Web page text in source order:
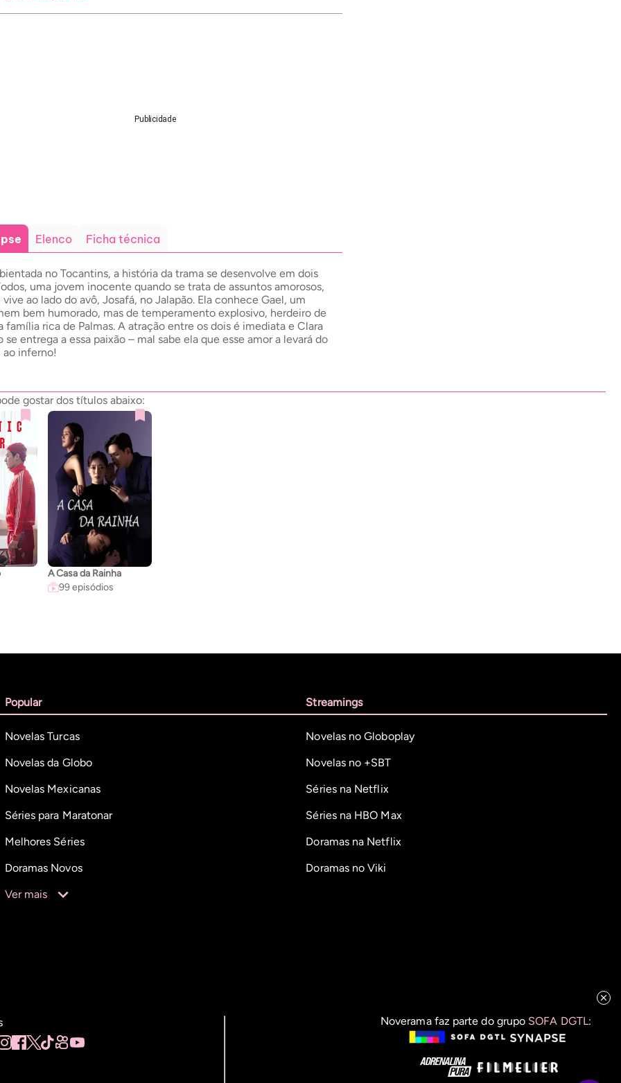
Publicidade
Elenco Ficha técnica
no Tocantins, a história da trama se desenvolve em dois
uma jovem inocente quando se trata de assuntos amorosos,
vive ao lado do avô, Josafá, no Jalapão. Ela conhece Gael, um
bem humorado, mas de temperamento explosivo, herdeiro de
família rica de Palmas. A atração entre os dois é imediata e Clara
se entrega a essa paixão – mal sabe ela que esse amor a levará do
ao inferno!
gostar dos títulos abaixo:
A Casa da Rainha
99 episódios
Popular
Novelas Turcas
Novelas da Globo
Novelas Mexicanas
Séries para Maratonar
Melhores Séries
Doramas Novos
Ver mais
Streamings
Novelas no Globoplay
Novelas no +SBT
Séries na Netflix
Séries na HBO Max
Doramas na Netflix
Doramas no Viki
Noverama faz parte do grupo SOFA DGTL: